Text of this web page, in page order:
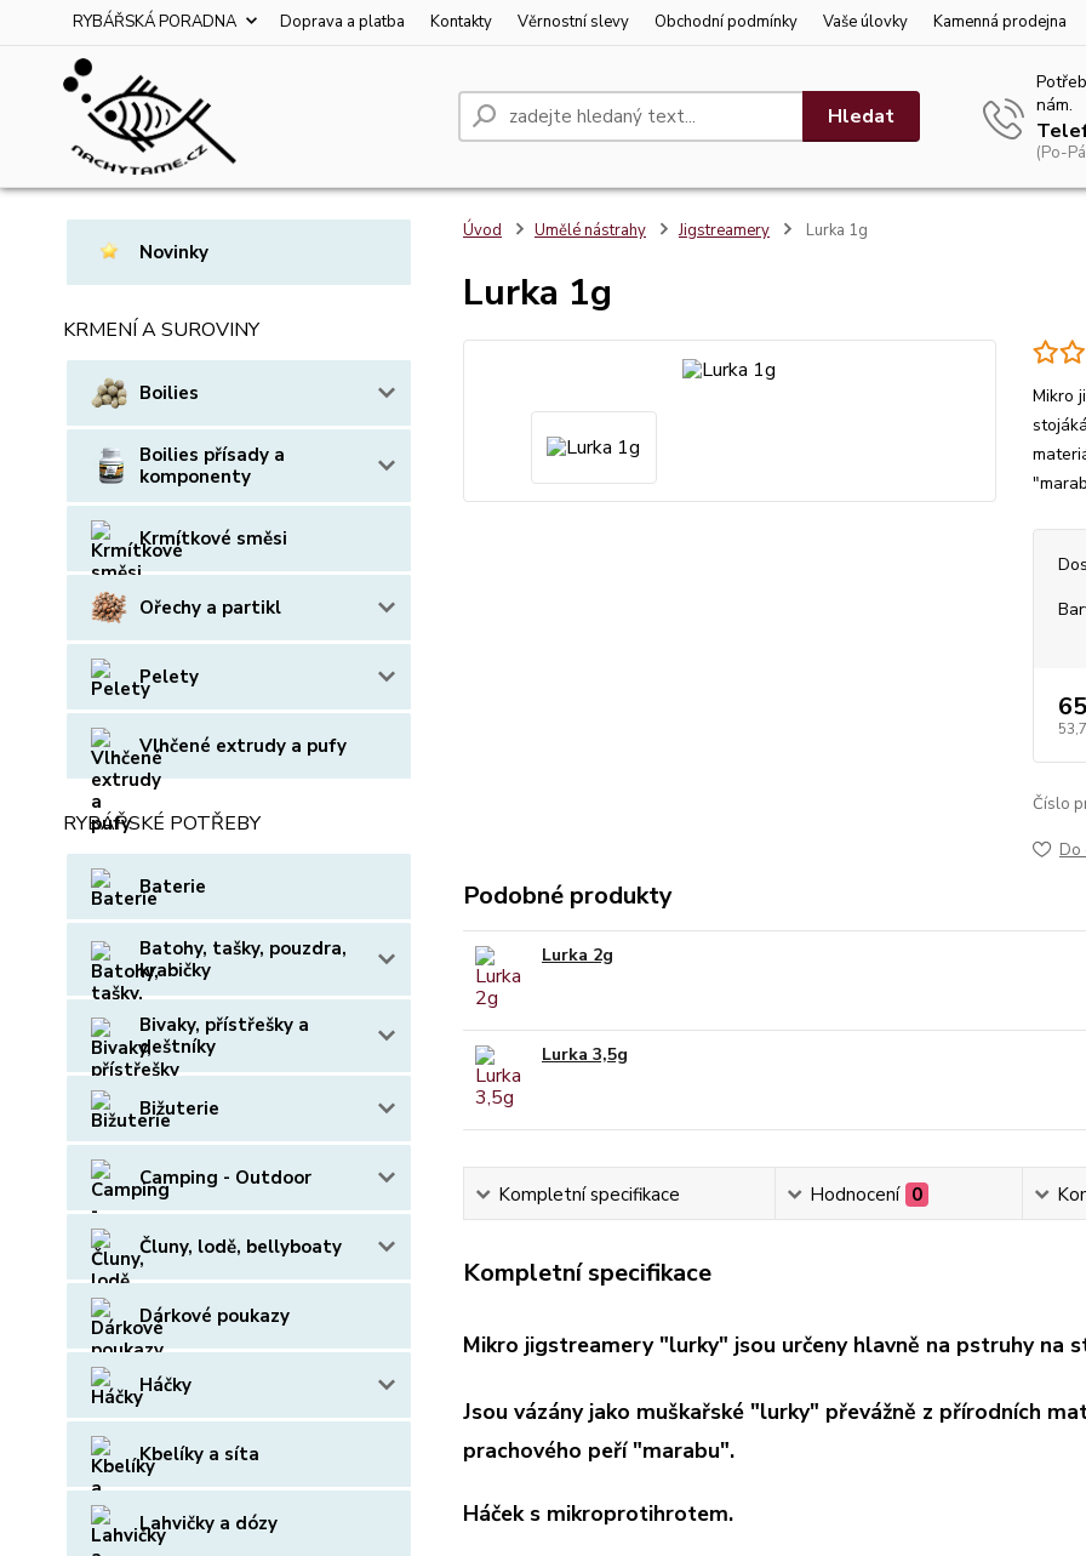
RYBÁŘSKÁ PORADNA Doprava a platba Kontakty Věrnostní slevy Obchodní podmínky Vaše úlovky Kamenná prodejna
Hledat
nám.
(Po-
Novinky
KRMENÍ A SUROVINY
Boilies
Boilies přísady a
komponenty
Krmítkové směsi
Ořechy a partikl
Pelety
Vlhčené extrudy a pufy
RYBÁŘSKÉ POTŘEBY
Baterie
Batohy, tašky, pouzdra,
krabičky
Bivaky, přístřešky a
deštníky
Bižuterie
Camping - Outdoor
Čluny, lodě, bellyboaty
Dárkové poukazy
Háčky
Kbelíky a síta
Lahvičky a dózy
Úvod Umělé nástrahy Jigstreamery Lurka 1g
Lurka 1g
Mikro
Číslo
Do
Podobné produkty
Lurka 2g
Lurka 3,5g
Kompletní specifikace Hodnocení 0
Kompletní specifikace
Mikro jigstreamery "lurky" jsou určeny hlavně na pstruhy na
Jsou vázány jako muškařské "lurky" převážně z přírodních
prachového peří "marabu".
Háček s mikroprotihrotem.